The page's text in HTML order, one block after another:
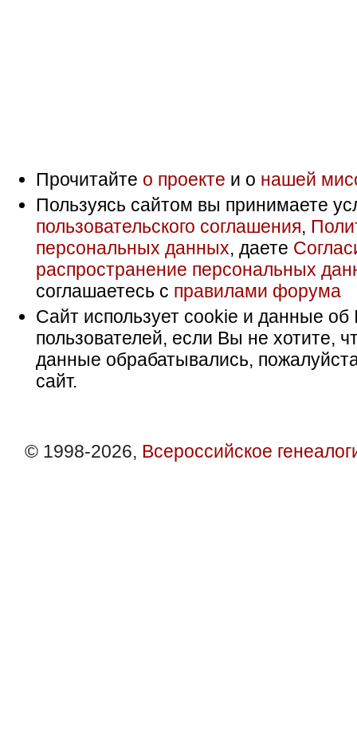
Прочитайте о проекте и о нашей
Пользуясь сайтом вы принимаете
пользовательского соглашения,
персональных данных, даете
распространение персональных
соглашаетесь с правилами форума
Сайт использует cookie и данные об
пользователей, если Вы не хотите,
данные обрабатывались,
сайт.
© 1998-2026, Всероссийское